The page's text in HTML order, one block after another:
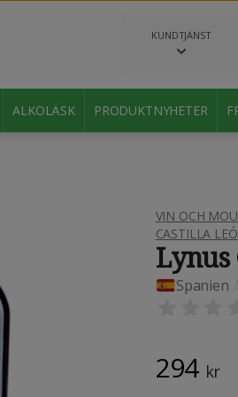
KUNDTJÄNST
ALKOLÄSK PRODUKTNYHETER
VIN OCH
CASTILLA
Lynus
Spanien
294 kr